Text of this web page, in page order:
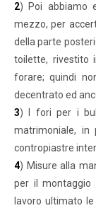
2) Poi abbiamo
mezzo, per
della parte
toilette, rivestito
forare; quindi
decentrato ed
3) I fori per i
matrimoniale, in
contropiastre
4) Misure alla
per il montaggio
lavoro ultimato